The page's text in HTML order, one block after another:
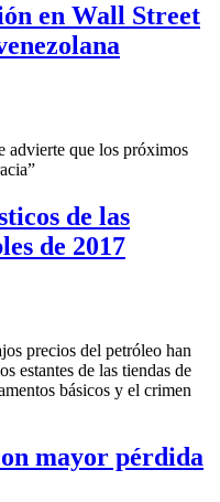
en Wall Street
advierte que los próximos
de las
de 2017
precios del petróleo han
estantes de las tiendas de
básicos y el crimen
mayor pérdida